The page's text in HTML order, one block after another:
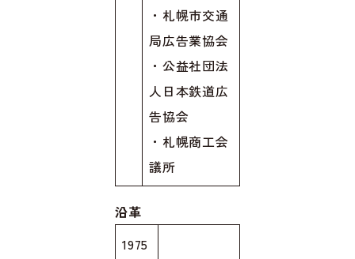
・札幌市交通
局広告業協会
・公益社団法
人日本鉄道広
告協会
・札幌商工会
議所
沿革
1975